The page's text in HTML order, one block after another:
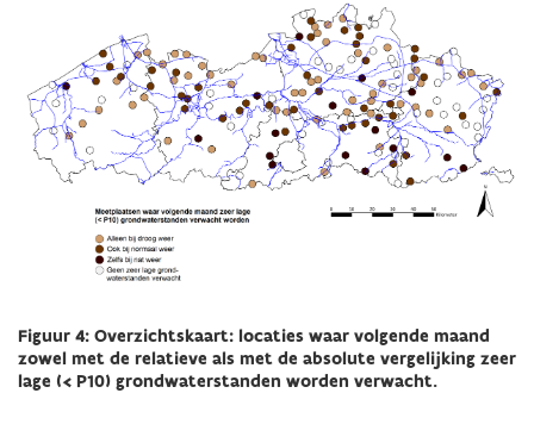
Figuur 4: Overzichtskaart: locaties waar volgende maand
zowel met de relatieve als met de absolute vergelijking zeer
lage (< P10) grondwaterstanden worden verwacht.